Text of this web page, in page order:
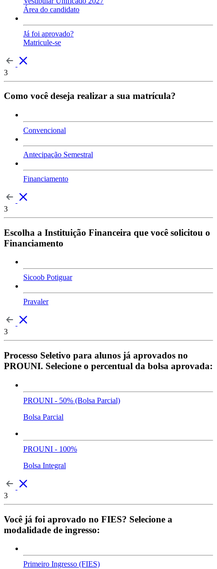
Área do candidato
Já foi aprovado?
Matricule-se
3
Como você deseja realizar a sua matrícula?
Convencional
Antecipação Semestral
Financiamento
3
Escolha a Instituição Financeira que você solicitou o
Financiamento
Sicoob Potiguar
Pravaler
3
Processo Seletivo para alunos já aprovados no
PROUNI. Selecione o percentual da bolsa aprovada:
PROUNI - 50% (Bolsa Parcial)
Bolsa Parcial
PROUNI - 100%
Bolsa Integral
3
Você já foi aprovado no FIES? Selecione a
modalidade de ingresso:
Primeiro Ingresso (FIES)